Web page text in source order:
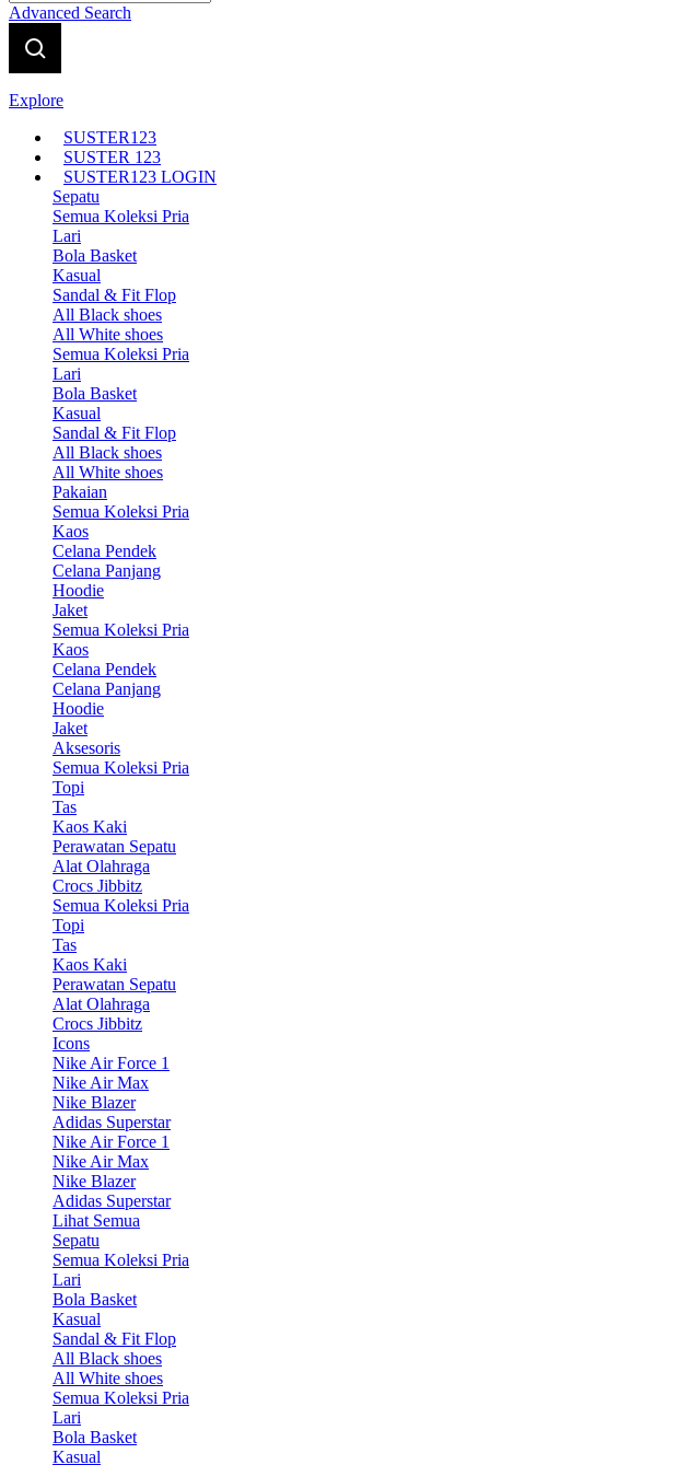
Advanced Search
Explore
SUSTER123
SUSTER 123
SUSTER123 LOGIN
Sepatu
Semua Koleksi Pria
Lari
Bola Basket
Kasual
Sandal & Fit Flop
All Black shoes
All White shoes
Semua Koleksi Pria
Lari
Bola Basket
Kasual
Sandal & Fit Flop
All Black shoes
All White shoes
Pakaian
Semua Koleksi Pria
Kaos
Celana Pendek
Celana Panjang
Hoodie
Jaket
Semua Koleksi Pria
Kaos
Celana Pendek
Celana Panjang
Hoodie
Jaket
Aksesoris
Semua Koleksi Pria
Topi
Tas
Kaos Kaki
Perawatan Sepatu
Alat Olahraga
Crocs Jibbitz
Semua Koleksi Pria
Topi
Tas
Kaos Kaki
Perawatan Sepatu
Alat Olahraga
Crocs Jibbitz
Icons
Nike Air Force 1
Nike Air Max
Nike Blazer
Adidas Superstar
Nike Air Force 1
Nike Air Max
Nike Blazer
Adidas Superstar
Lihat Semua
Sepatu
Semua Koleksi Pria
Lari
Bola Basket
Kasual
Sandal & Fit Flop
All Black shoes
All White shoes
Semua Koleksi Pria
Lari
Bola Basket
Kasual